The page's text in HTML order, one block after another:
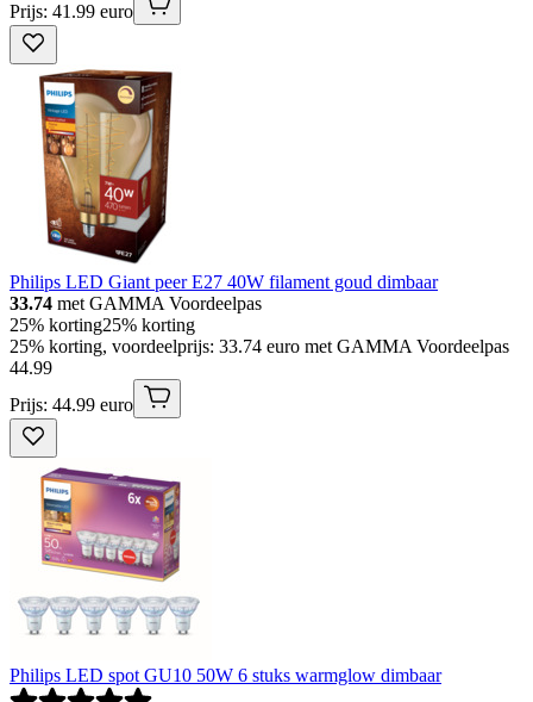
Prijs: 41.99 euro
Philips LED Giant peer E27 40W filament goud dimbaar
33.74 met GAMMA Voordeelpas
25% korting25% korting
25% korting, voordeelprijs: 33.74 euro met GAMMA Voordeelpas
44.99
Prijs: 44.99 euro
Philips LED spot GU10 50W 6 stuks warmglow dimbaar